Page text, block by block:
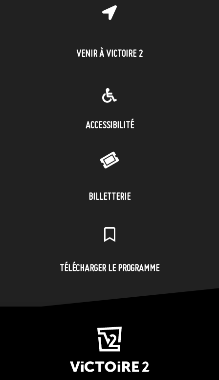
VENIR À VICTOIRE 2
ACCESSIBILITÉ
BILLETTERIE
TÉLÉCHARGER LE PROGRAMME